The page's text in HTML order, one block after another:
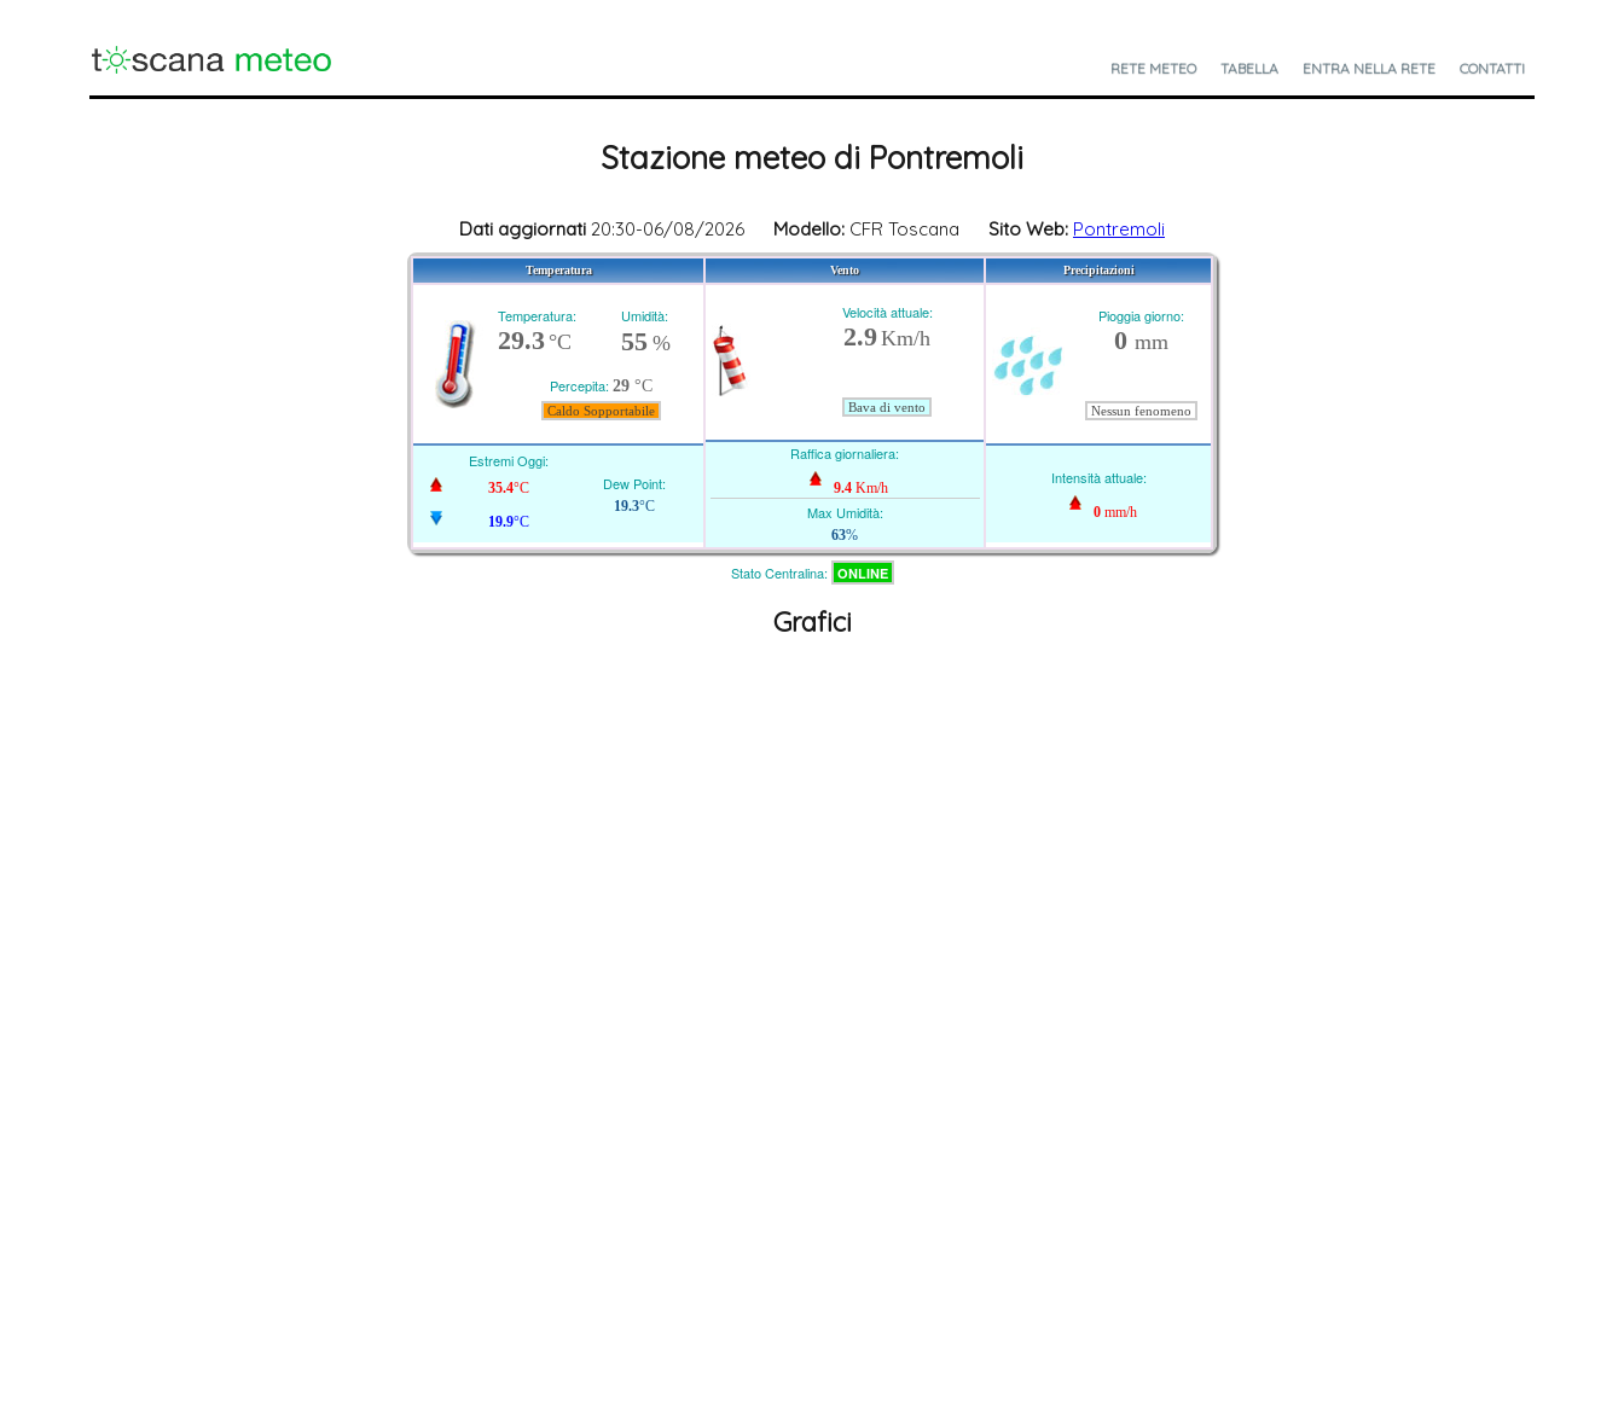
RETE METEO TABELLA ENTRA NELLA RETE CONTATTI
Stazione meteo di Pontremoli
Dati aggiornati 20:30-06/08/2026 Modello: CFR Toscana Sito Web: Pontremoli
Temperatura Vento Precipitazioni
Temperatura:
29.3 °C
Umidità:
55 %
Percepita: 29 °C
Caldo Sopportabile
Estremi Oggi:
35.4°C
19.9°C
Dew Point:
19.3°C
Velocità attuale:
2.9Km/h
Bava di vento
Raffica giornaliera:
9.4 Km/h
Max Umidità:
63%
Pioggia giorno:
0 mm
Nessun fenomeno
Intensità attuale:
0mm/h
Stato Centralina: ONLINE
Grafici